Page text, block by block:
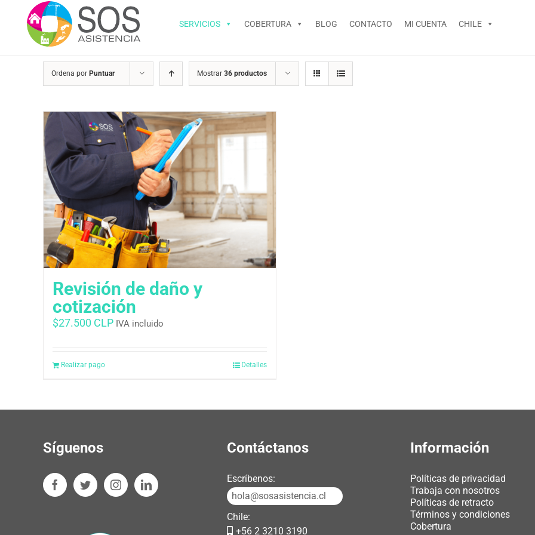
contenido
SERVICIOS COBERTURA BLOG CONTACTO MI CUENTA CHILE
Ordena por Puntuar Mostrar 36 productos
Revisión de daño y
cotización
$27.500 CLP IVA incluido
Realizar pago Detalles
Síguenos Contáctanos
Escríbenos:
hola@sosasistencia.cl
Chile:
+56 2 3210 3190
Información
Políticas de privacidad
Trabaja con nosotros
Políticas de retracto
Términos y condiciones
Cobertura